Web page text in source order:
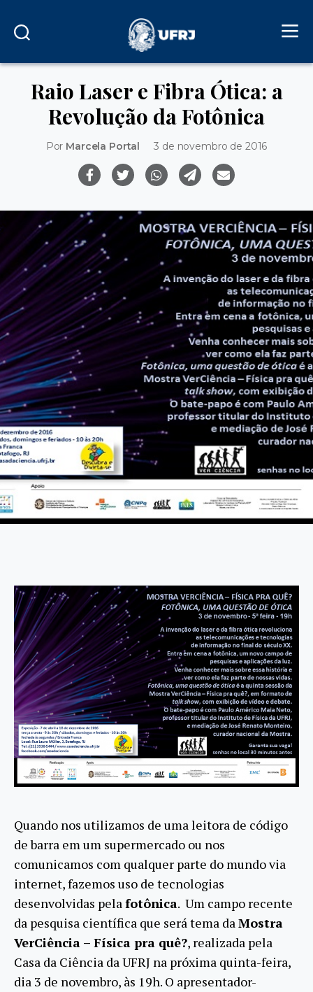
Raio Laser e Fibra Ótica: a
Revolução da Fotônica
Por Marcela Portal 3 de novembro de 2016
Quando nos utilizamos de uma leitora de código
de barra em um supermercado ou nos
comunicamos com qualquer parte do mundo via
internet, fazemos uso de tecnologias
desenvolvidas pelafotônica. Um campo recente
da pesquisa científica que será tema daMostra
VerCiência – Física pra quê?, realizada pela
Casa da Ciência da UFRJ na próxima quinta-feira,
dia 3 de novembro, às 19h. O apresentador-